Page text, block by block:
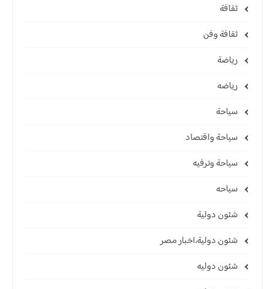
ثقافة
ثقافة وفن
رياضة
رياضه
سياحة
سياحة واقتصاد
سياحة وترفيه
سياحه
شئون دولية
شئون دولية،اخبار مصر
شئون دوليه